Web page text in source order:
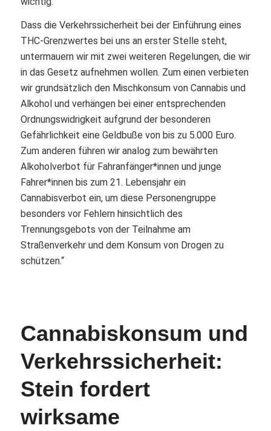
Dass die Verkehrssicherheit bei der Einführung eines
THC-Grenzwertes bei uns an erster Stelle steht,
untermauern wir mit zwei weiteren Regelungen, die wir
in das Gesetz aufnehmen wollen. Zum einen verbieten
wir grundsätzlich den Mischkonsum von Cannabis und
Alkohol und verhängen bei einer entsprechenden
Ordnungswidrigkeit aufgrund der besonderen
Gefährlichkeit eine Geldbuße von bis zu 5.000 Euro.
Zum anderen führen wir analog zum bewährten
Alkoholverbot für Fahranfänger*innen und junge
Fahrer*innen bis zum 21. Lebensjahr ein
Cannabisverbot ein, um diese Personengruppe
besonders vor Fehlern hinsichtlich des
Trennungsgebots von der Teilnahme am
Straßenverkehr und dem Konsum von Drogen zu
schützen.“
Cannabiskonsum und
Verkehrssicherheit:
Stein fordert
wirksame